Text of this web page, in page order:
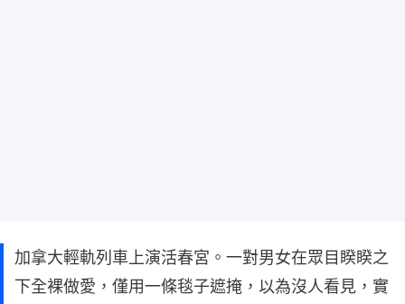
加拿大輕軌列車上演活春宮。一對男女在眾目睽睽之
下全裸做愛，僅用一條毯子遮掩，以為沒人看見，實